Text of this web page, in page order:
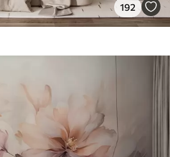
192